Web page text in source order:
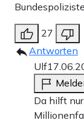
27
Antworten
Ulf
Da hilft